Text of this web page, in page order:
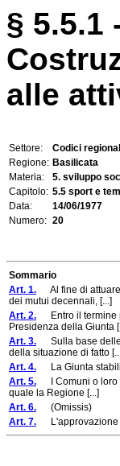
§ 5.5.1
alle
Settore:
Codici
Regione: Basilicata
Materia:
5. sviluppo
Capitolo: 5.5 sport e
Data:
14/06/1977
Numero: 20
Sommario
Art. 1. Al fine di attuare
dei mutui decennali, [...]
Art. 2. Entro il termine
Presidenza della Giunta
Art. 3. Sulla base delle
della situazione di fatto
Art. 4. La Giunta
Art. 5. I Comuni o loro
quale la Regione [...]
Art. 6. (Omissis)
Art. 7. L'approvazione